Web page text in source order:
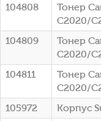
104808
Тонер
C2020/
104809
Тонер
C2020/
104811
Тонер
C2020/
105972
Корпус